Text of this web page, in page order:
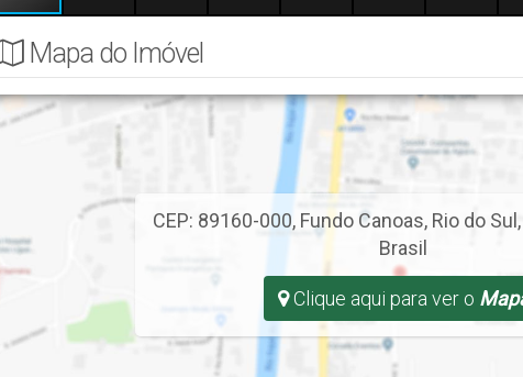
Mapa do Imóvel
CEP: 89160-000, Fundo Canoas, Rio do Sul,
Brasil
Clique aqui para ver o